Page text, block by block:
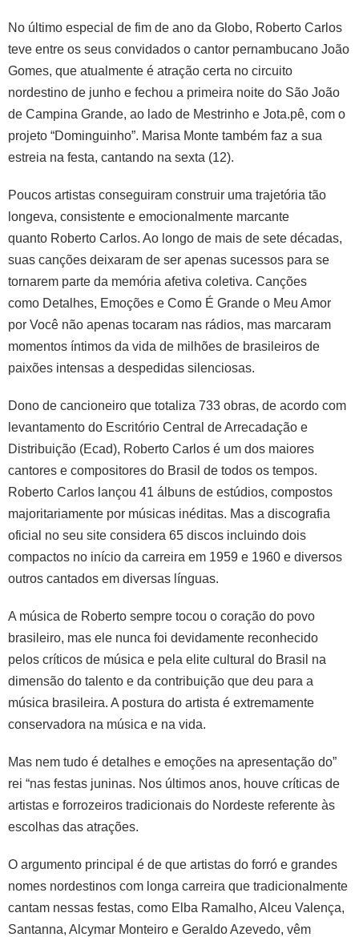
No último especial de fim de ano da Globo, Roberto Carlos
teve entre os seus convidados o cantor pernambucano João
Gomes, que atualmente é atração certa no circuito
nordestino de junho e fechou a primeira noite do São João
de Campina Grande, ao lado de Mestrinho e Jota.pê, com o
projeto “Dominguinho”. Marisa Monte também faz a sua
estreia na festa, cantando na sexta (12).
Poucos artistas conseguiram construir uma trajetória tão
longeva, consistente e emocionalmente marcante
quanto Roberto Carlos. Ao longo de mais de sete décadas,
suas canções deixaram de ser apenas sucessos para se
tornarem parte da memória afetiva coletiva. Canções
como Detalhes, Emoções e Como É Grande o Meu Amor
por Você não apenas tocaram nas rádios, mas marcaram
momentos íntimos da vida de milhões de brasileiros de
paixões intensas a despedidas silenciosas.
Dono de cancioneiro que totaliza 733 obras, de acordo com
levantamento do Escritório Central de Arrecadação e
Distribuição (Ecad), Roberto Carlos é um dos maiores
cantores e compositores do Brasil de todos os tempos.
Roberto Carlos lançou 41 álbuns de estúdios, compostos
majoritariamente por músicas inéditas. Mas a discografia
oficial no seu site considera 65 discos incluindo dois
compactos no início da carreira em 1959 e 1960 e diversos
outros cantados em diversas línguas.
A música de Roberto sempre tocou o coração do povo
brasileiro, mas ele nunca foi devidamente reconhecido
pelos críticos de música e pela elite cultural do Brasil na
dimensão do talento e da contribuição que deu para a
música brasileira. A postura do artista é extremamente
conservadora na música e na vida.
Mas nem tudo é detalhes e emoções na apresentação do”
rei “nas festas juninas. Nos últimos anos, houve críticas de
artistas e forrozeiros tradicionais do Nordeste referente às
escolhas das atrações.
O argumento principal é de que artistas do forró e grandes
nomes nordestinos com longa carreira que tradicionalmente
cantam nessas festas, como Elba Ramalho, Alceu Valença,
Santanna, Alcymar Monteiro e Geraldo Azevedo, vêm